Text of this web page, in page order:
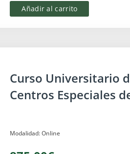
Añadir al carrito
Curso Universitario
Centros Especiales
Modalidad: Online